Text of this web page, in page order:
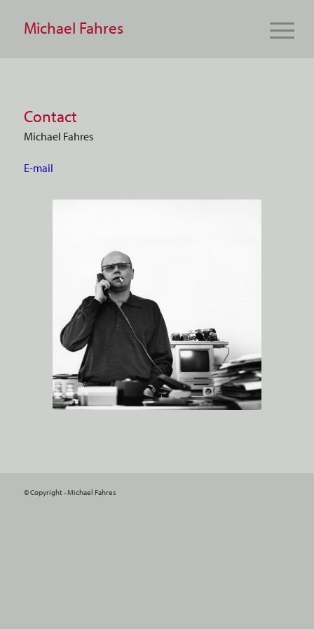
Michael Fahres
Contact
Michael Fahres
E-mail
© Copyright - Michael Fahres